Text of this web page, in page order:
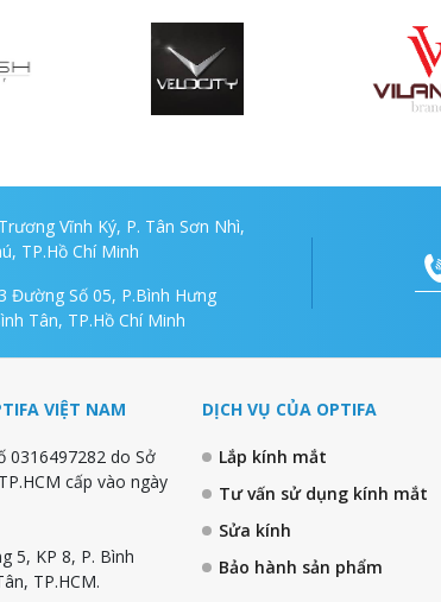
Vĩnh Ký, P. Tân Sơn Nhì,
TP.Hồ Chí Minh
Đường Số 05, P.Bình Hưng
Tân, TP.Hồ Chí Minh
VIỆT NAM
0316497282 do Sở
cấp vào ngày
5, KP 8, P. Bình
TP.HCM.
DỊCH VỤ CỦA OPTIFA
Lắp kính mắt
Tư vấn sử dụng kính mắt
Sửa kính
Bảo hành sản phẩm